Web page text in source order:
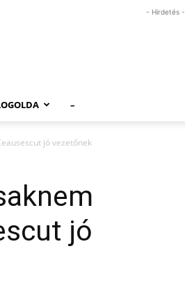
- Hirdetés -
–
jó vezetőnek
jó